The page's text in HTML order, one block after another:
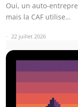
Oui, un auto-
mais la CAF utilise…
22 juillet 2026